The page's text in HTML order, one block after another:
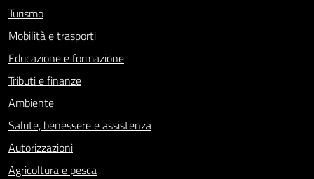
Turismo
Mobilità e trasporti
Educazione e formazione
Tributi e finanze
Ambiente
Salute, benessere e assistenza
Autorizzazioni
Agricoltura e pesca